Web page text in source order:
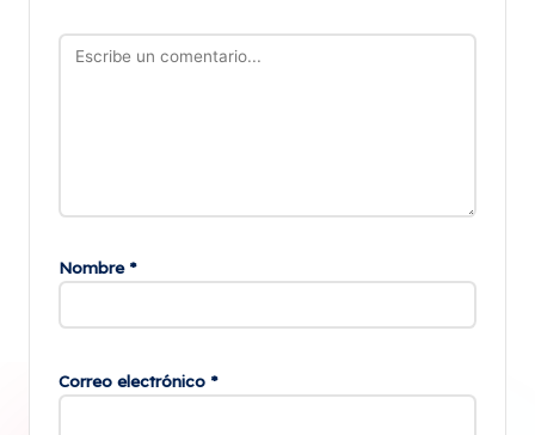
Nombre *
Correo electrónico *